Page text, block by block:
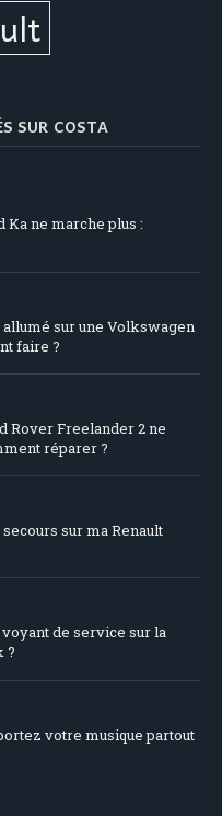
SUR COSTA
Ka ne marche plus :
sur une Volkswagen
faire ?
Rover Freelander 2 ne
réparer ?
sur ma Renault
de service sur la
?
votre musique partout